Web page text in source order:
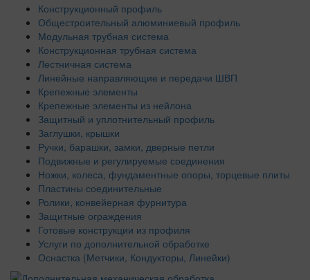
Конструкционный профиль
Общестроительный алюминиевый профиль
Модульная трубная система
Конструкционная трубная система
Лестничная система
Линейные направляющие и передачи ШВП
Крепежные элементы
Крепежные элементы из нейлона
Защитный и уплотнительный профиль
Заглушки, крышки
Ручки, барашки, замки, дверные петли
Подвижные и регулируемые соединения
Ножки, колеса, фундаментные опоры, торцевые плиты
Пластины соединительные
Ролики, конвейерная фурнитура
Защитные ограждения
Готовые конструкции из профиля
Услуги по дополнительной обработке
Оснастка (Метчики, Кондукторы, Линейки)